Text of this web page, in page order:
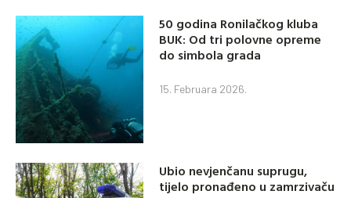
50 godina Ronilačkog kluba
BUK: Od tri polovne opreme
do simbola grada
15. Februara 2026.
Ubio nevjenčanu suprugu,
tijelo pronađeno u zamrzivaču